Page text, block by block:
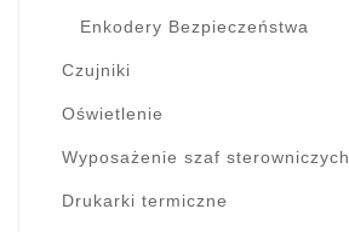
Enkodery Bezpieczeństwa
Czujniki
Oświetlenie
Wyposażenie szaf sterowniczych
Drukarki termiczne